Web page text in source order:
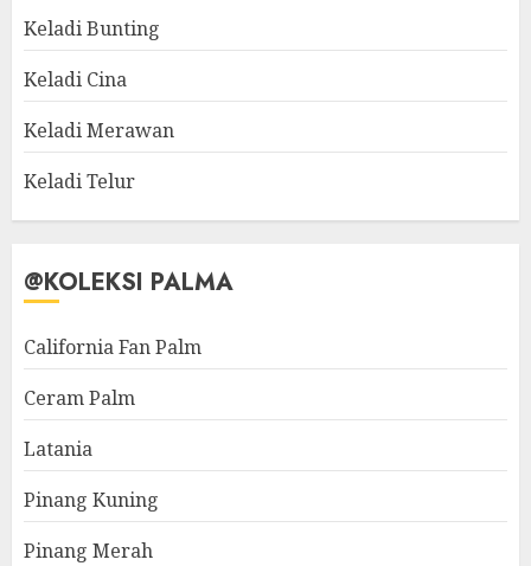
Keladi Bunting
Keladi Cina
Keladi Merawan
Keladi Telur
@KOLEKSI PALMA
California Fan Palm
Ceram Palm
Latania
Pinang Kuning
Pinang Merah